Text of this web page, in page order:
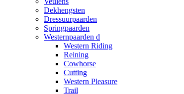
Dekhengsten
Dressuurpaarden
Springpaarden
Westernpaarden d
Western Riding
Reining
Cowhorse
Cutting
Western Pleasure
Trail